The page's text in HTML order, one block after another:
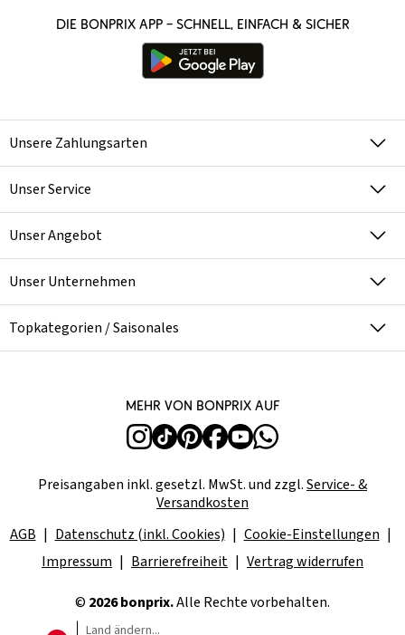
Die bonprix App – schnell, einfach & sicher
Unsere Zahlungsarten
Unser Service
Unser Angebot
Unser Unternehmen
Topkategorien / Saisonales
Mehr von bonprix auf
Preisangaben inkl. gesetzl. MwSt. und zzgl.Service- &
Versandkosten
AGB
Datenschutz (inkl. Cookies)
Cookie-Einstellungen
Impressum
Barrierefreiheit Vertrag widerrufen
© 2026 bonprix.Alle Rechte vorbehalten.
Land ändern...